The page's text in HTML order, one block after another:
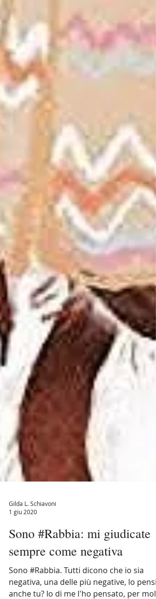
1 giu 2020
Sono #Rabbia: mi giudicate
sempre come negativa
Sono #Rabbia. Tutti dicono che io sia